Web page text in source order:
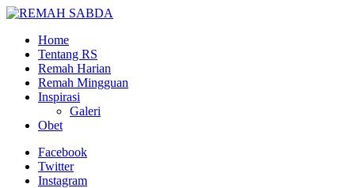
Home
Tentang RS
Remah Harian
Remah Mingguan
Inspirasi
Galeri
Obet
Facebook
Twitter
Instagram